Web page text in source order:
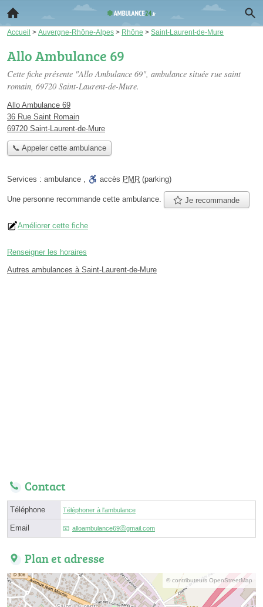
Accueil > Auvergne-Rhône-Alpes > Rhône > Saint-Laurent-de-Mure
Allo Ambulance 69
Cette fiche présente "Allo Ambulance 69", ambulance située rue saint
romain, 69720 Saint-Laurent-de-Mure.
Allo Ambulance 69
36 Rue Saint Romain
69720 Saint-Laurent-de-Mure
📞 Appeler cette ambulance
Services : ambulance , accès PMR (parking)
Une personne recommande cette ambulance. Je recommande
Améliorer cette fiche
Renseigner les horaires
Autres ambulances à Saint-Laurent-de-Mure
Contact
Téléphone Téléphoner à l'ambulance
Email alloambulance69ⓐgmail.com
Plan et adresse
© contributeurs OpenStreetMap